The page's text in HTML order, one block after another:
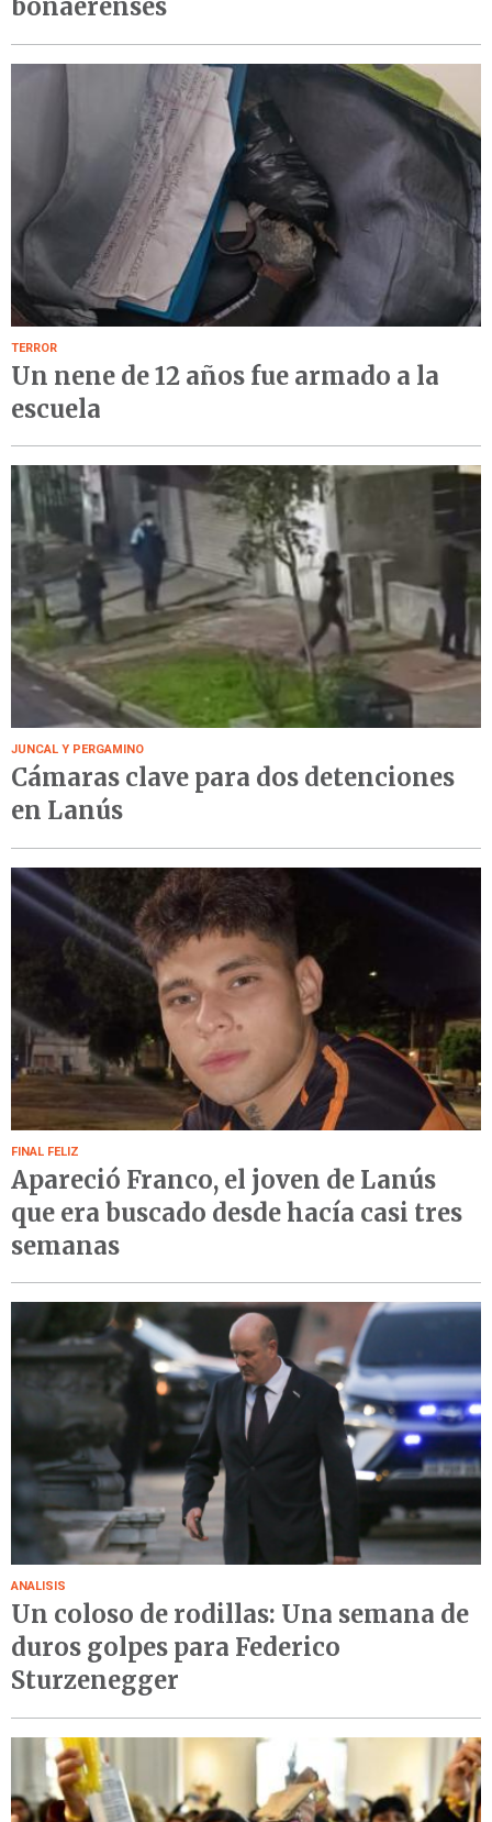
bonaerenses
TERROR
Un nene de 12 años fue armado a la
escuela
JUNCAL Y PERGAMINO
Cámaras clave para dos detenciones
en Lanús
FINAL FELIZ
Apareció Franco, el joven de Lanús
que era buscado desde hacía casi tres
semanas
ANALISIS
Un coloso de rodillas: Una semana de
duros golpes para Federico
Sturzenegger